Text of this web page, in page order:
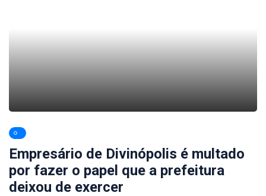
Empresário de Divinópolis é multado
por fazer o papel que a prefeitura
deixou de exercer